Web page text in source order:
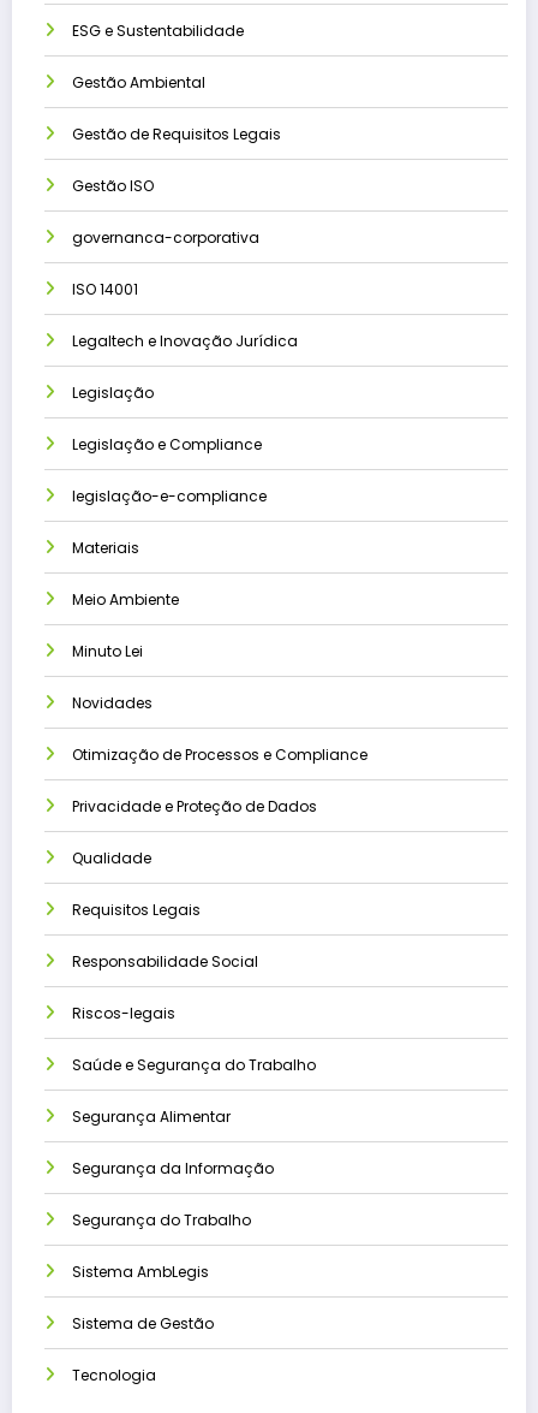
ESG e Sustentabilidade
Gestão Ambiental
Gestão de Requisitos Legais
Gestão ISO
governanca-corporativa
ISO 14001
Legaltech e Inovação Jurídica
Legislação
Legislação e Compliance
legislação-e-compliance
Materiais
Meio Ambiente
Minuto Lei
Novidades
Otimização de Processos e Compliance
Privacidade e Proteção de Dados
Qualidade
Requisitos Legais
Responsabilidade Social
Riscos-legais
Saúde e Segurança do Trabalho
Segurança Alimentar
Segurança da Informação
Segurança do Trabalho
Sistema AmbLegis
Sistema de Gestão
Tecnologia